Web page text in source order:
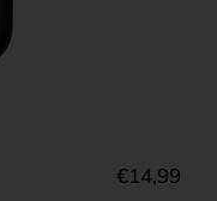
€14,99